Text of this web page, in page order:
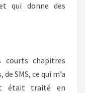
qui donne des
chapitres
SMS, ce qui m’a
était traité en